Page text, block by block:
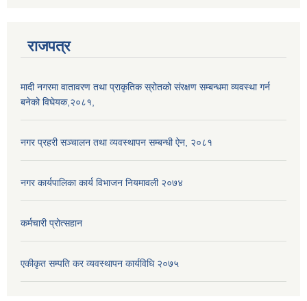
राजपत्र
मादी नगरमा वातावरण तथा प्राकृतिक स्रोतको संरक्षण सम्बन्धमा व्यवस्था गर्न
बनेको विघेयक,२०८१,
नगर प्रहरी सञ्चालन तथा व्यवस्थापन सम्बन्धी ऐन, २०८१
नगर कार्यपालिका कार्य विभाजन नियमावली २०७४
कर्मचारी प्रोत्सहान
एकीकृत सम्पति कर व्यवस्थापन कार्यविधि २०७५